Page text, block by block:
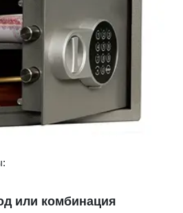
или комбинация